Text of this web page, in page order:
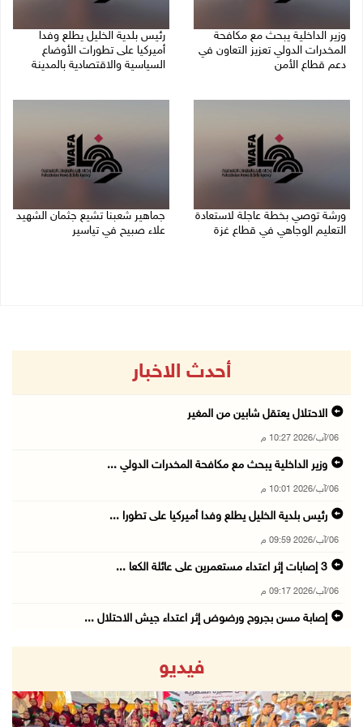
وزير الداخلية يبحث مع مكافحة
المخدرات الدولي تعزيز التعاون في
دعم قطاع الأمن
رئيس بلدية الخليل يطلع وفدا
أميركيا على تطورات الأوضاع
السياسية والاقتصادية بالمدينة
ورشة توصي بخطة عاجلة لاستعادة
التعليم الوجاهي في قطاع غزة
جماهير شعبنا تشيع جثمان الشهيد
علاء صبيح في تياسير
أحدث الاخبار
الاحتلال يعتقل شابين من المغير
06/آب/2026 10:27 م
وزير الداخلية يبحث مع مكافحة المخدرات الدولي ...
06/آب/2026 10:01 م
رئيس بلدية الخليل يطلع وفدا أميركيا على تطورا ...
06/آب/2026 09:59 م
06/آب/2026 09:17 م
إصابة مسن بجروح ورضوض إثر اعتداء جيش الاحتلال ...
ورشة توصي بخطة عاجلة لاستعادة التعليم الوجاهي ...
06/آب/2026 09:08 م
الرئيس يستقبل مجلس بلدية رام الله ويشدد على د ...
فيديو